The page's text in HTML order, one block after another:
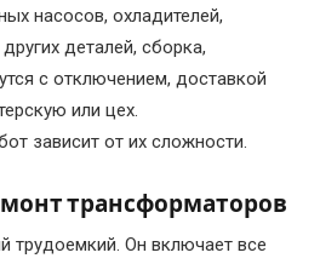
насосов, охладителей,
деталей, сборка,
с отключением, доставкой
или цех.
зависит от их сложности.
трансформаторов
трудоемкий. Он включает все